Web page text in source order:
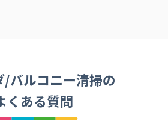
/バルコニー清掃の
くある質問